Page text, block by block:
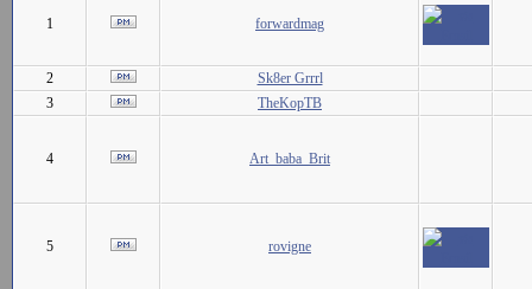
1 forwardmag
2
Sk8er Grrrl
3
TheKopTB
4 Art_baba_Brit
5 rovigne